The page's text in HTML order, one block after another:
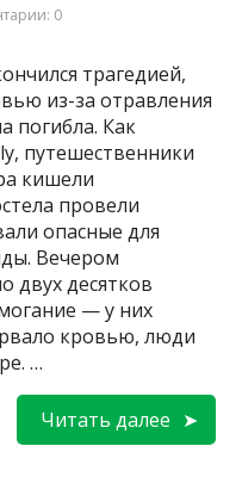
0
трагедией,
из-за отравления
погибла. Как
путешественники
кишели
провели
опасные для
Вечером
двух десятков
— у них
кровью, люди
…
Читать далее